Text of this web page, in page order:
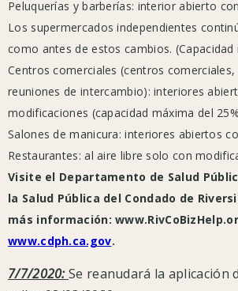
Peluquerías y barberías: interior abierto
Los supermercados independientes
como antes de estos cambios. (Capacidad
Centros comerciales (centros
reuniones de intercambio): interiores
modificaciones (capacidad máxima del
Salones de manicura: interiores abiertos
Restaurantes: al aire libre solo con
Visite el Departamento de Salud
la Salud Pública del Condado de
más información:
www.cdph.ca.gov.
7/7/2020:Se reanudará la aplicación
para
conocer
las
últimas
actualizaciones
en
nuestra
región
https://rivcoph.org/
La
Ciudad
recomienda
seguir
las
Condado
de
Riverside
ordena
que
el
público
se
quede
casa
y
Condado
de
Riverside
ordena
que
el
público
se
quede
casa
y